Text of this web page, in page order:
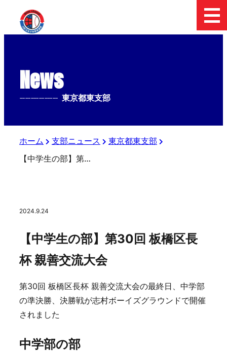
News
-------------- 東京都東支部
ホーム 支部ニュース
東京都東支部
【中学生の部】第30回 板橋区長杯 親善交流大会
2024.9.24
【中学生の部】第30回 板橋区長
杯 親善交流大会
第30回 板橋区長杯 親善交流大会の最終日、中学部
の準決勝、決勝戦が志村ボーイズグラウンドで開催
されました
中学部の部